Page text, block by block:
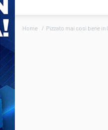
Home Pizzato mai così bene